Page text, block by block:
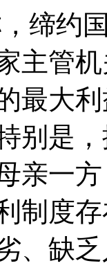
缔约
主管
最大
别是
亲一
制度
、缺